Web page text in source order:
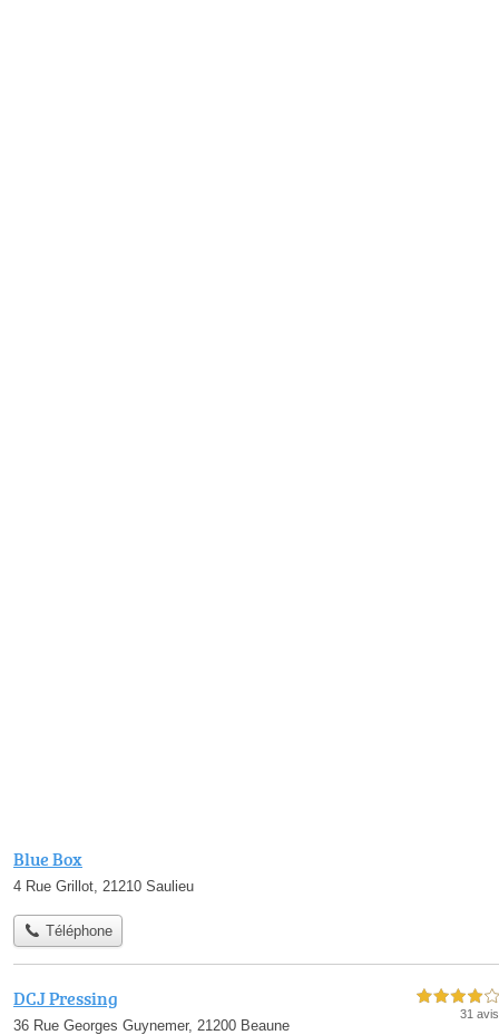
Blue Box
4 Rue Grillot, 21210 Saulieu
Téléphone
DCJ Pressing
36 Rue Georges Guynemer, 21200 Beaune
4,0 étoiles sur 5
31 avis